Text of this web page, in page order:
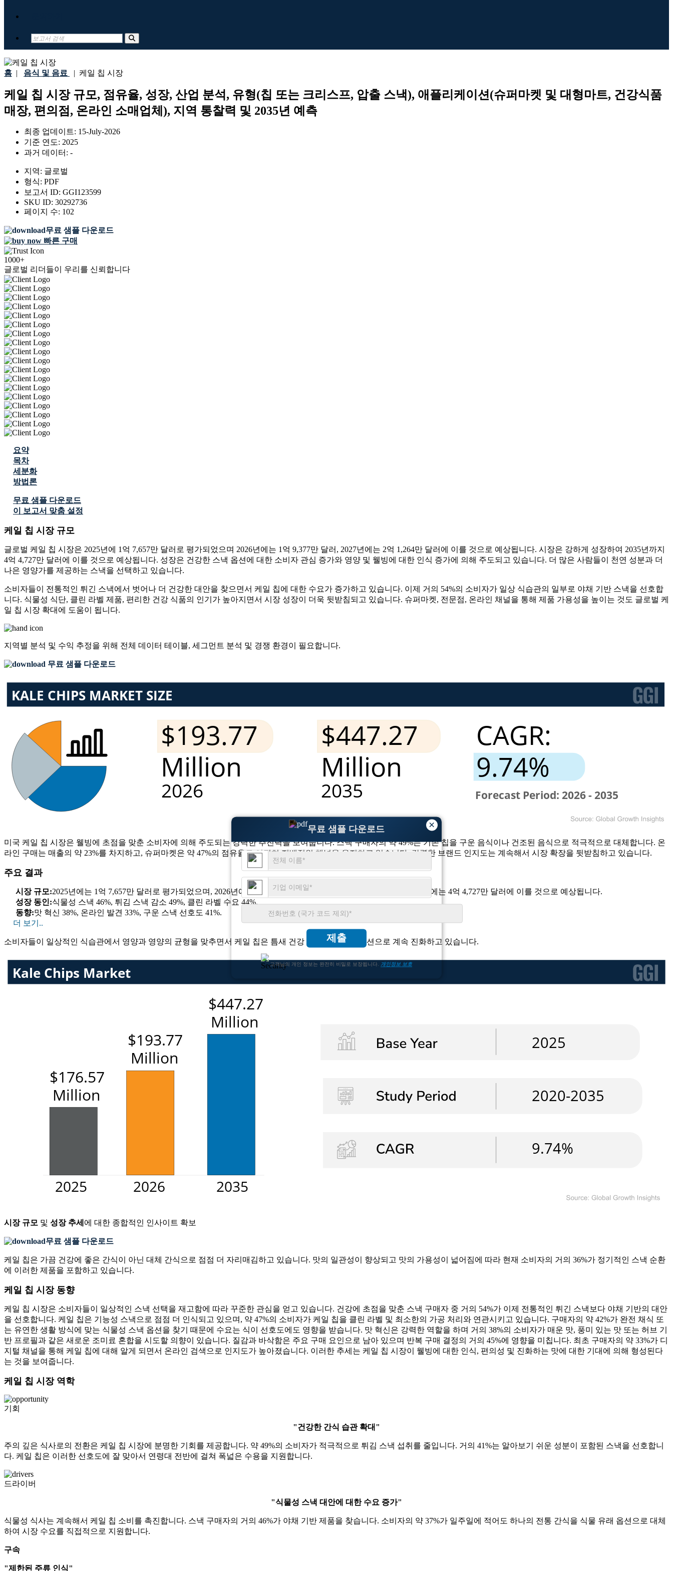
홈 | 음식 및 음료 | 케일 칩 시장
케일 칩 시장 규모, 점유율, 성장, 산업 분석, 유형(칩 또는 크리스프, 압출 스낵), 애플리케이션(슈퍼마켓 및 대형마트, 건강식품
매장, 편의점, 온라인 소매업체), 지역 통찰력 및 2035년 예측
최종 업데이트: 15-July-2026
기준 연도: 2025
과거 데이터: -
지역: 글로벌
형식: PDF
보고서 ID: GGI123599
SKU ID: 30292736
페이지 수: 102
무료 샘플 다운로드
빠른 구매
1000+
글로벌 리더들이 우리를 신뢰합니다
×
무료 샘플 다운로드
제출
고객님의 개인 정보는 완전히 비밀로 보장됩니다. 개인정보 보호
요약
목차
세분화
방법론
무료 샘플 다운로드
이 보고서 맞춤 설정
케일 칩 시장 규모
글로벌 케일 칩 시장은 2025년에 1억 7,657만 달러로 평가되었으며 2026년에는 1억 9,377만 달러, 2027년에는 2억 1,264만 달러에 이를 것으로 예상됩니다. 시장은 강하게 성장하여 2035년까지
4억 4,727만 달러에 이를 것으로 예상됩니다. 성장은 건강한 스낵 옵션에 대한 소비자 관심 증가와 영양 및 웰빙에 대한 인식 증가에 의해 주도되고 있습니다. 더 많은 사람들이 천연 성분과 더
나은 영양가를 제공하는 스낵을 선택하고 있습니다.
소비자들이 전통적인 튀긴 스낵에서 벗어나 더 건강한 대안을 찾으면서 케일 칩에 대한 수요가 증가하고 있습니다. 이제 거의 54%의 소비자가 일상 식습관의 일부로 야채 기반 스낵을 선호합
니다. 식물성 식단, 클린 라벨 제품, 편리한 건강 식품의 인기가 높아지면서 시장 성장이 더욱 뒷받침되고 있습니다. 슈퍼마켓, 전문점, 온라인 채널을 통해 제품 가용성을 높이는 것도 글로벌 케
일 칩 시장 확대에 도움이 됩니다.
지역별 분석 및 수익 추정을 위해 전체 데이터 테이블, 세그먼트 분석 및 경쟁 환경이 필요합니다.
무료 샘플 다운로드
미국 케일 칩 시장은 웰빙에 초점을 맞춘 소비자에 의해 주도되는 강력한 추진력을 보여줍니다. 스낵 구매자의 약 49%는 기존 칩을 구운 음식이나 건조된 음식으로 적극적으로 대체합니다. 온
라인 구매는 매출의 약 23%를 차지하고, 슈퍼마켓은 약 47%의 점유율로 여전히 지배적인 채널을 유지하고 있습니다. 강력한 브랜드 인지도는 계속해서 시장 확장을 뒷받침하고 있습니다.
주요 결과
시장 규모:2025년에는 1억 7,657만 달러로 평가되었으며, 2026년에는 1억 9,377만 달러에 달하고 CAGR 9.74%로 2035년에는 4억 4,727만 달러에 이를 것으로 예상됩니다.
성장 동인:식물성 스낵 46%, 튀김 스낵 감소 49%, 클린 라벨 수요 44%.
동향:맛 혁신 38%, 온라인 발견 33%, 구운 스낵 선호도 41%.
더 보기..
소비자들이 일상적인 식습관에서 영양과 영양의 균형을 맞추면서 케일 칩은 틈새 건강 스낵에서 주류 옵션으로 계속 진화하고 있습니다.
시장 규모 및 성장 추세 에 대한 종합적인 인사이트 확보
무료 샘플 다운로드
케일 칩은 가끔 건강에 좋은 간식이 아닌 대체 간식으로 점점 더 자리매김하고 있습니다. 맛의 일관성이 향상되고 맛의 가용성이 넓어짐에 따라 현재 소비자의 거의 36%가 정기적인 스낵 순환
에 이러한 제품을 포함하고 있습니다.
케일 칩 시장 동향
케일 칩 시장은 소비자들이 일상적인 스낵 선택을 재고함에 따라 꾸준한 관심을 얻고 있습니다. 건강에 초점을 맞춘 스낵 구매자 중 거의 54%가 이제 전통적인 튀긴 스낵보다 야채 기반의 대안
을 선호합니다. 케일 칩은 기능성 스낵으로 점점 더 인식되고 있으며, 약 47%의 소비자가 케일 칩을 클린 라벨 및 최소한의 가공 처리와 연관시키고 있습니다. 구매자의 약 42%가 완전 채식 또
는 유연한 생활 방식에 맞는 식물성 스낵 옵션을 찾기 때문에 수요는 식이 선호도에도 영향을 받습니다. 맛 혁신은 강력한 역할을 하며 거의 38%의 소비자가 매운 맛, 풍미 있는 맛 또는 허브 기
반 프로필과 같은 새로운 조미료 혼합을 시도할 의향이 있습니다. 질감과 바삭함은 주요 구매 요인으로 남아 있으며 반복 구매 결정의 거의 45%에 영향을 미칩니다. 최초 구매자의 약 33%가 디
지털 채널을 통해 케일 칩에 대해 알게 되면서 온라인 검색으로 인지도가 높아졌습니다. 이러한 추세는 케일 칩 시장이 웰빙에 대한 인식, 편의성 및 진화하는 맛에 대한 기대에 의해 형성된다
는 것을 보여줍니다.
케일 칩 시장 역학
기회
"건강한 간식 습관 확대"
주의 깊은 식사로의 전환은 케일 칩 시장에 분명한 기회를 제공합니다. 약 49%의 소비자가 적극적으로 튀김 스낵 섭취를 줄입니다. 거의 41%는 알아보기 쉬운 성분이 포함된 스낵을 선호합니
다. 케일 칩은 이러한 선호도에 잘 맞아서 연령대 전반에 걸쳐 폭넓은 수용을 지원합니다.
드라이버
"식물성 스낵 대안에 대한 수요 증가"
식물성 식사는 계속해서 케일 칩 소비를 촉진합니다. 스낵 구매자의 거의 46%가 야채 기반 제품을 찾습니다. 소비자의 약 37%가 일주일에 적어도 하나의 전통 간식을 식물 유래 옵션으로 대체
하여 시장 수요를 직접적으로 지원합니다.
구속
"제한된 주류 인식"